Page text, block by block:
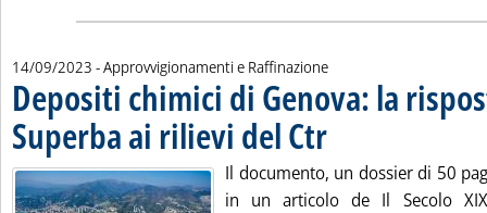
14/09/2023 - Approvvigionamenti e Raffinazione
Depositi chimici di Genova: la
Superba ai rilievi del Ctr. Pubblicata giovedì 14
Il documento, un dossier di 50
in un articolo de Il Secolo